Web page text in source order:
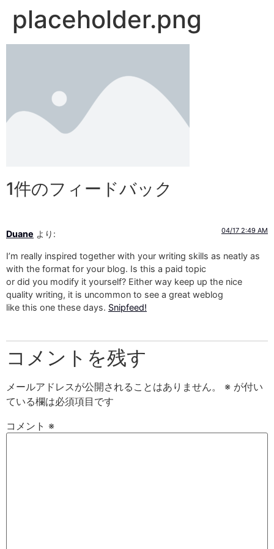
placeholder.png
1件のフィードバック
Duane より: 04/17 2:49 AM
I’m really inspired together with your writing skills as neatly as
with the format for your blog. Is this a paid topic
or did you modify it yourself? Either way keep up the nice
quality writing, it is uncommon to see a great weblog
like this one these days. Snipfeed!
コメントを残す
メールアドレスが公開されることはありません。 ※ が付い
ている欄は必須項目です
コメント ※